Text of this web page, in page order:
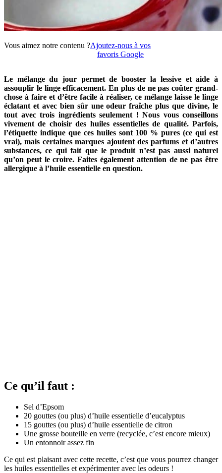
Vous aimez notre contenu ?Ajoutez-nous à vos
favoris Google
Le mélange du jour permet de booster la lessive et aide à
assouplir le linge efficacement. En plus de ne pas coûter grand-
chose à faire et d’être facile à réaliser, ce mélange laisse le linge
éclatant et avec bien sûr une odeur fraîche plus que divine, le
tout avec trois ingrédients seulement ! Nous vous conseillons
vivement de choisir des huiles essentielles de qualité. Parfois,
l’étiquette indique que ces huiles sont 100 % pures (ce qui est
vrai), mais certaines marques ajoutent des parfums et d’autres
substances, ce qui fait que le produit n’est pas aussi naturel
qu’on peut le croire. Faites également attention de ne pas être
allergique à l’huile essentielle en question.
Ce qu’il faut :
Sel d’Epsom
20 gouttes (ou plus) d’huile essentielle d’eucalyptus
15 gouttes (ou plus) d’huile essentielle de citron
Une grosse bouteille en verre (recyclée, c’est encore mieux)
Un entonnoir assez fin
Ce qui est plaisant avec cette recette, c’est que vous pourrez changer
les huiles essentielles et expérimenter avec les odeurs !